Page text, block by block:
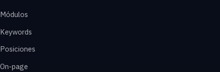
Módulos
Keywords
Posiciones
On-page